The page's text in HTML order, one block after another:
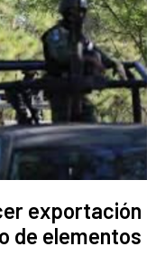
exportación
de elementos